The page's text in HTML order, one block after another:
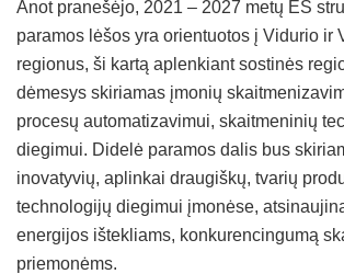
Anot pranešėjo, 2021 – 2027 metų ES
paramos lėšos yra orientuotos į Vidurio ir
regionus, ši kartą aplenkiant sostinės
dėmesys skiriamas įmonių
procesų automatizavimui, skaitmeninių
diegimui. Didelė paramos dalis bus
inovatyvių, aplinkai draugiškų, tvarių
technologijų diegimui įmonėse,
energijos ištekliams, konkurencingumą
priemonėms.